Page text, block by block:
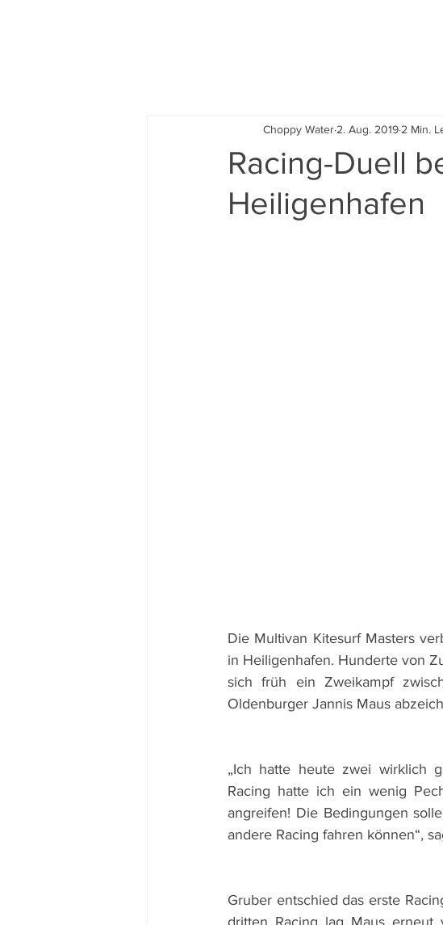
Racing-Duell
Heiligenhafen
Choppy Water 2. Aug. 2019 2 Min.
Die Multivan Kitesurf Masters
in Heiligenhafen. Hunderte von
sich früh ein Zweikampf
Oldenburger Jannis Maus
„Ich hatte heute zwei wirklich
Racing hatte ich ein wenig
angreifen! Die Bedingungen
andere Racing fahren können“,
Gruber entschied das erste